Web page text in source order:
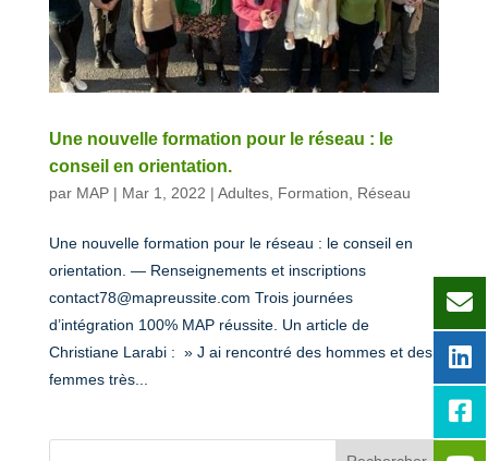
Une nouvelle formation pour le réseau : le
conseil en orientation.
par MAP| Mar 1, 2022 | Adultes, Formation Réseau
Une nouvelle formation pour le réseau : le conseil en
orientation. — Renseignements et inscriptions
contact78@mapreussite.com Trois journées
d’intégration 100% MAP réussite. Un article de
Christiane Larabi : » J ai rencontré des hommes et des
femmes très...